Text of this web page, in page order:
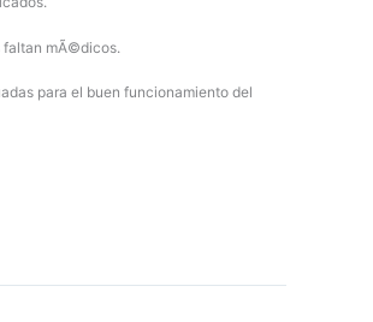
faltan mÃ©dicos.
para el buen funcionamiento del